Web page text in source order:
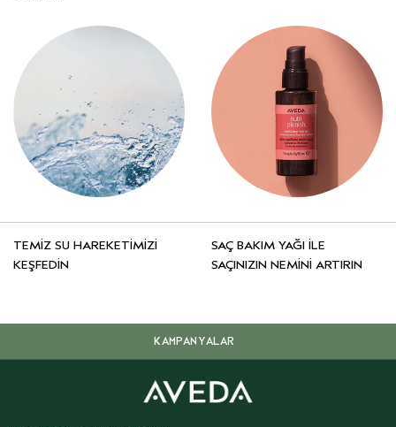
TEMİZ SU HAREKETİMİZİ
KEŞFEDİN
SAÇ BAKIM YAĞI İLE
SAÇINIZIN NEMİNİ ARTIRIN
KAMPANYALAR